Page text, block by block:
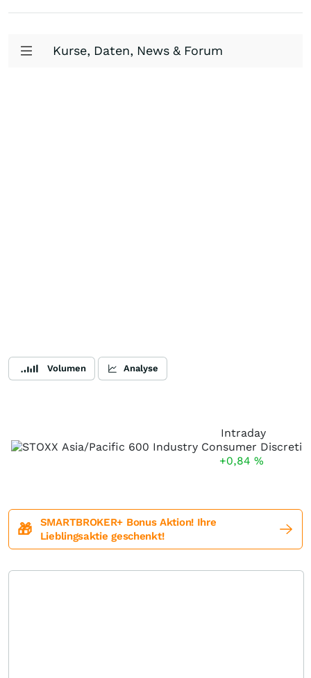
Kurse, Daten, News & Forum
Volumen Analyse
Intraday
+0,84 %
🎁
SMARTBROKER+ Bonus Aktion! Ihre
Lieblingsaktie geschenkt!